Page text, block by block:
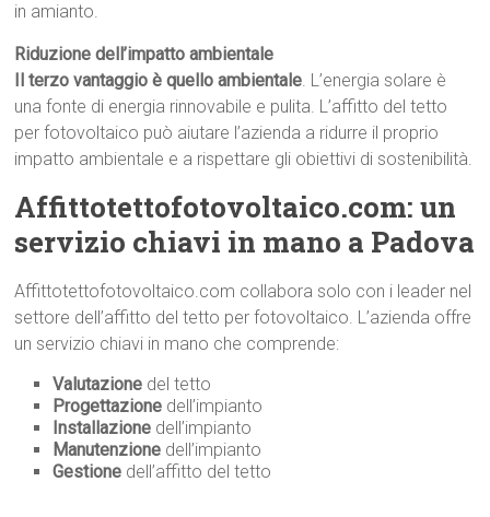
in amianto.
Riduzione dell’impatto ambientale
Il terzo vantaggio è quello ambientale. L’energia solare è
una fonte di energia rinnovabile e pulita. L’affitto del tetto
per fotovoltaico può aiutare l’azienda a ridurre il proprio
impatto ambientale e a rispettare gli obiettivi di sostenibilità.
Affittotettofotovoltaico.com: un
servizio chiavi in mano a Padova
Affittotettofotovoltaico.com collabora solo con i leader nel
settore dell’affitto del tetto per fotovoltaico. L’azienda offre
un servizio chiavi in mano che comprende:
Valutazione del tetto
Progettazione dell’impianto
Installazione dell’impianto
Manutenzione dell’impianto
Gestione dell’affitto del tetto